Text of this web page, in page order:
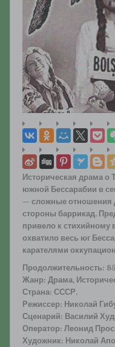
Историческая драма о
южной Бессарабии в
— сложные отношения
стороны баррикад.
привело к стихийному
охватило весь юг
карателями
Продолжительность:
Жанр: Драма,
Страна: СССР.
Режиссер: Николай
Сценарий: Василий
Оператор: Леонид
Художник: Николай